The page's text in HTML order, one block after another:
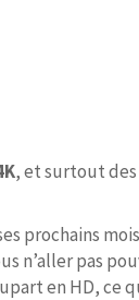
, et surtout des
prochains
n’aller pas
en HD, ce